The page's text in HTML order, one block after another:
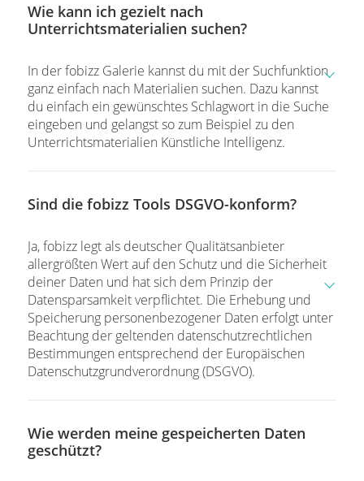
Wie kann ich gezielt nach
Unterrichtsmaterialien suchen?
In der fobizz Galerie kannst du mit der Suchfunktion
ganz einfach nach Materialien suchen. Dazu kannst
du einfach ein gewünschtes Schlagwort in die Suche
eingeben und gelangst so zum Beispiel zu den
Unterrichtsmaterialien Künstliche Intelligenz.
Sind die fobizz Tools DSGVO-konform?
Ja, fobizz legt als deutscher Qualitätsanbieter
allergrößten Wert auf den Schutz und die Sicherheit
deiner Daten und hat sich dem Prinzip der
Datensparsamkeit verpflichtet. Die Erhebung und
Speicherung personenbezogener Daten erfolgt unter
Beachtung der geltenden datenschutzrechtlichen
Bestimmungen entsprechend der Europäischen
Datenschutzgrundverordnung (DSGVO).
Wie werden meine gespeicherten Daten
geschützt?